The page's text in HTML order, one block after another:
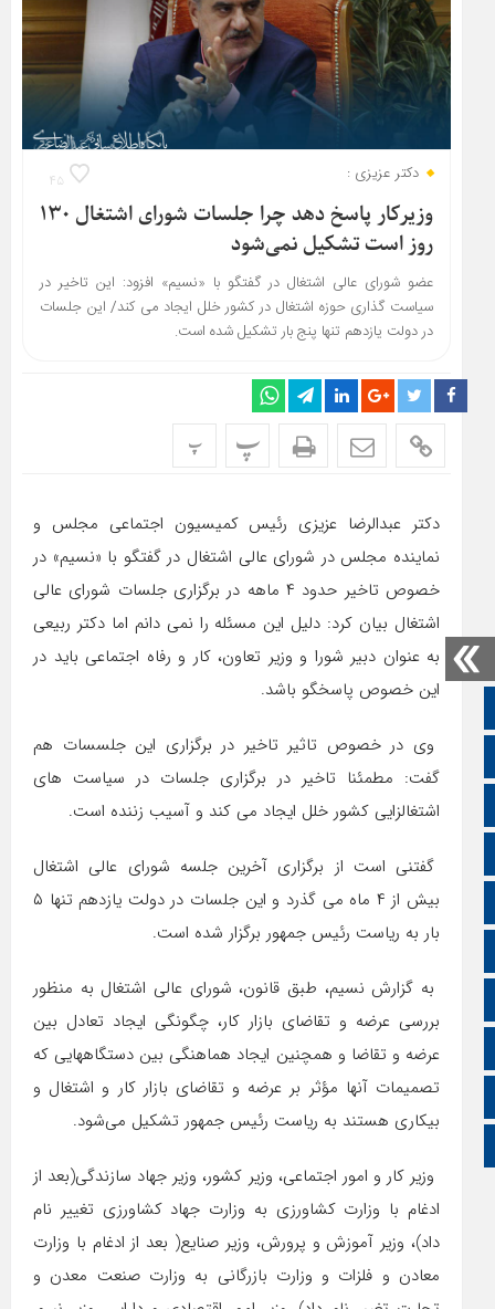
تالار گفتمان
اپلیکیشن سایت
اینستاگرام
اطلاعات سایت
زبان انگلیسی
۴۵ دکتر عزیزی :
وزیرکار پاسخ دهد چرا جلسات شورای اشتغال ۱۳۰
روز است تشکیل نمی‌شود
عضو شورای عالی اشتغال در گفتگو با «نسیم» افزود: این تاخیر در
سیاست گذاری حوزه اشتغال در کشور خلل ایجاد می کند/ این جلسات
در دولت یازدهم تنها پنج بار تشکیل شده است.
پ پ
دکتر عبدالرضا عزیزی رئیس کمیسیون اجتماعی مجلس و
نماینده مجلس در شورای عالی اشتغال در گفتگو با «نسیم» در
خصوص تاخیر حدود ۴ ماهه در برگزاری جلسات شورای عالی
اشتغال بیان کرد: دلیل این مسئله را نمی دانم اما دکتر ربیعی
به عنوان دبیر شورا و وزیر تعاون، کار و رفاه اجتماعی باید در
این خصوص پاسخگو باشد.
وی در خصوص تاثیر تاخیر در برگزاری این جلسسات هم
گفت: مطمئنا تاخیر در برگزاری جلسات در سیاست های
اشتغالزایی کشور خلل ایجاد می کند و آسیب زننده است.
گفتنی است از برگزاری آخرین جلسه شورای عالی اشتغال
بیش از ۴ ماه می گذرد و این جلسات در دولت یازدهم تنها ۵
بار به ریاست رئیس جمهور برگزار شده است.
به گزارش نسیم، طبق قانون، شورای عالی اشتغال به منظور
بررسی عرضه و تقاضای بازار کار، چگونگی ایجاد تعادل بین
عرضه و تقاضا و همچنین ایجاد هماهنگی بین دستگاههایی که
‌تصمیمات آنها مؤثر بر عرضه و تقاضای بازار کار و اشتغال و
بیکاری هستند به ریاست رئیس جمهور تشکیل می‌شود.
وزیر کار و امور اجتماعی، وزیر کشور، وزیر جهاد سازندگی(بعد از
ادغام با وزارت کشاورزی به وزارت جهاد کشاورزی تغییر نام
داد)، وزیر آموزش و پرورش، وزیر صنایع( بعد از ادغام با وزارت
معادن و فلزات و وزارت بازرگانی به وزارت صنعت معدن و